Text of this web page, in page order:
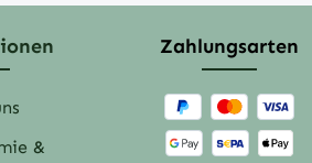
&
Zahlungsarten